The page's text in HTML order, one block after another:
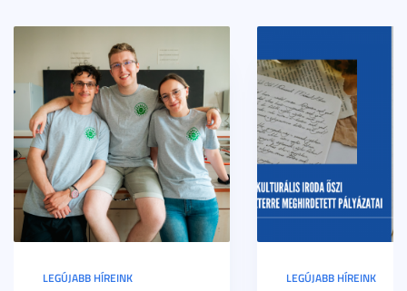
LEGÚJABB HÍREINK LEGÚJABB HÍREINK